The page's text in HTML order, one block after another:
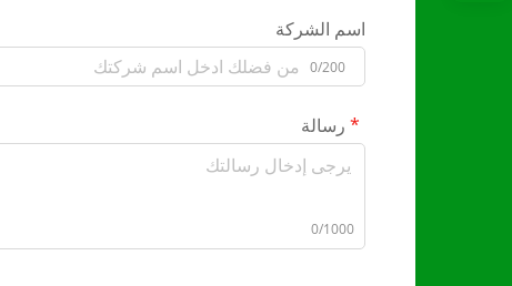
اسم الشركة
0/200
رسالة
0/1000